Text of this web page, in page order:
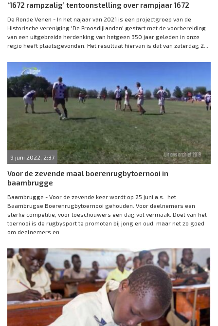
‘1672 rampzalig’ tentoonstelling over rampjaar 1672
De Ronde Venen - In het najaar van 2021 is een projectgroep van de
Historische vereniging 'De Proosdijlanden' gestart met de voorbereiding
van een uitgebreide herdenking van hetgeen 350 jaar geleden in onze
regio heeft plaatsgevonden. Het resultaat hiervan is dat van zaterdag 2...
9 juni 2022, 2:37
Voor de zevende maal boerenrugbytoernooi in
baambrugge
Baambrugge - Voor de zevende keer wordt op 25 juni a.s. het
Baambrugse Boerenrugbytoernooi gehouden. Voor deelnemers een
sterke competitie, voor toeschouwers een dag vol vermaak. Doel van het
toernooi is de rugbysport te promoten bij jong en oud, maar net zo goed
om deelnemers en...